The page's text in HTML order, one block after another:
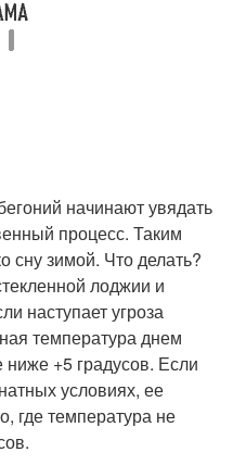
начинают увядать
процесс. Таким
сну зимой. Что делать?
лоджии и
наступает угроза
температура днем
+5 градусов. Если
условиях, ее
где температура не